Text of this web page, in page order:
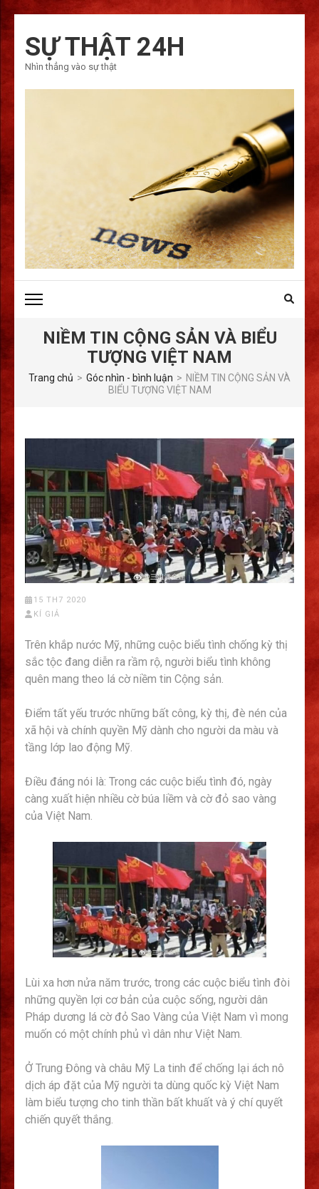
qua
tới
nội
SỰ THẬT 24H
Nhìn thẳng vào sự thật
NIỀM TIN CỘNG SẢN VÀ BIỂU
TƯỢNG VIỆT NAM
Trang chủ > Góc nhìn - bình luận > NIỀM TIN CỘNG SẢN VÀ
BIỂU TƯỢNG VIỆT NAM
15 TH7 2020
KÍ GIẢ
Trên khắp nước Mỹ, những cuộc biểu tình chống kỳ thị
sắc tộc đang diễn ra rầm rộ, người biểu tình không
quên mang theo lá cờ niềm tin Cộng sản.
Điểm tất yếu trước những bất công, kỳ thị, đè nén của
xã hội và chính quyền Mỹ dành cho người da màu và
tầng lớp lao động Mỹ.
Điều đáng nói là: Trong các cuộc biểu tình đó, ngày
càng xuất hiện nhiều cờ búa liềm và cờ đỏ sao vàng
của Việt Nam.
Lùi xa hơn nửa năm trước, trong các cuộc biểu tình đòi
những quyền lợi cơ bản của cuộc sống, người dân
Pháp dương lá cờ đỏ Sao Vàng của Việt Nam vì mong
muốn có một chính phủ vì dân như Việt Nam.
Ở Trung Đông và châu Mỹ La tinh để chống lại ách nô
dịch áp đặt của Mỹ người ta dùng quốc kỳ Việt Nam
làm biểu tượng cho tinh thần bất khuất và ý chí quyết
chiến quyết thắng.